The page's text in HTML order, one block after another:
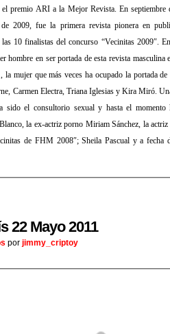
premio ARI a la Mejor Revista. En septiembre
2009, fue la primera revista pionera en
las 10 finalistas del concurso “Vecinitas 2009″.
hombre en ser portada de esta revista masculina
mujer que más veces ha ocupado la portada
Carmen Electra, Triana Iglesias y Kira Miró.
sido el consultorio sexual y hasta el momento
la ex-actriz porno Miriam Sánchez, la
de FHM 2008″; Sheila Pascual y a fecha
22 Mayo 2011
por jimmy_criptoy